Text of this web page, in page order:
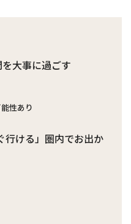
大事に過ごす
性あり
ける」圏内でお出か